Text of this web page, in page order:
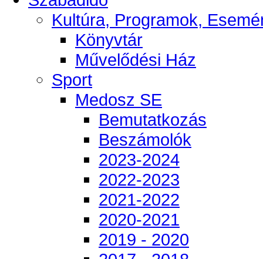
Kultúra, Programok,
Könyvtár
Művelődési Ház
Sport
Medosz SE
Bemutatkozás
Beszámolók
2023-2024
2022-2023
2021-2022
2020-2021
2019 - 2020